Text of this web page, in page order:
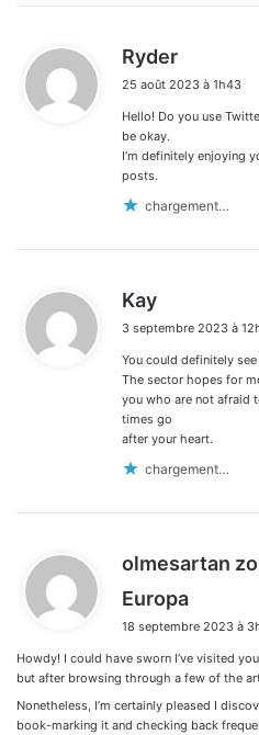
Ryder
t
25 août 2023 à 1h43
Hello! Do you use
be okay.
I’m definitely enjoying
posts.
chargement…
Kay
t
:
3 septembre 2023 à
You could definitely
The sector hopes for
you who are not afraid
times go
after your heart.
chargement…
olmesartan
Europa
t
:
18 septembre 2023 à
Howdy! I could have sworn I’ve visited
but after browsing through a few of the
Nonetheless, I’m certainly pleased I
book-marking it and checking back